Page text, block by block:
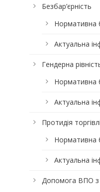
Безбар’єрність
Нормативна
Актуальна
Гендерна
Нормативна
Актуальна
Протидія
Нормативна
Актуальна
Допомога ВПО